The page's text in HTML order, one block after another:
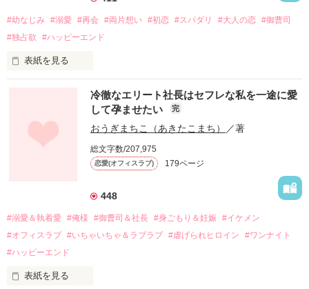
#幼なじみ #溺愛 #再会 #両片想い #初恋 #スパダリ #大人の恋 #御曹司
#独占欲
#ハッピーエンド
表紙を見る
幼なじみの哲平に淡い恋心を抱いていた美桜。
しかし、ある出来事をきっかけに二人の関係は壊れてしまう。
関係修復もできないまま、美桜は両親の離婚によって
引っ越すことになり、哲平とも離れ離れになった。
それから約十二年後。
過去の傷から、二度と会いたくないと思っていた哲平に
運命のような再会を果たす。
酔った勢いで一夜を共にしてしまった。
さらに、美桜が初めてだと知った哲平は
冷徹なエリート社長はセフレな私を一途に愛
して孕ませたい
完
おうぎまちこ（あきたこまち） ／著
総文字数/207,975
恋愛(オフィスラブ) 179ページ
448
#溺愛＆執着愛 #俺様 #御曹司＆社長 #身ごもり＆妊娠 #イケメン
#オフィスラブ #いちゃいちゃ＆ラブラブ #虐げられヒロイン
#ワンナイト
#ハッピーエンド
表紙を見る